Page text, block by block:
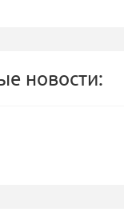
новости: